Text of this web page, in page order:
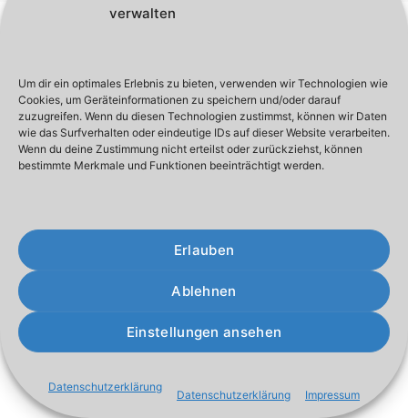
verwalten
Um dir ein optimales Erlebnis zu bieten, verwenden wir Technologien wie
Cookies, um Geräteinformationen zu speichern und/oder darauf
zuzugreifen. Wenn du diesen Technologien zustimmst, können wir Daten
wie das Surfverhalten oder eindeutige IDs auf dieser Website verarbeiten.
Wenn du deine Zustimmung nicht erteilst oder zurückziehst, können
bestimmte Merkmale und Funktionen beeinträchtigt werden.
Erlauben
Ablehnen
Einstellungen ansehen
Datenschutzerklärung
Datenschutzerklärung Impressum